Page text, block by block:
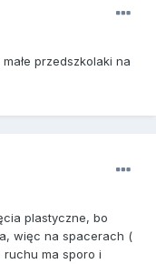
przedszkolaki na
plastyczne, bo
więc na spacerach (
ma sporo i